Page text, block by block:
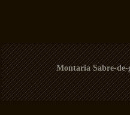
Montaria Sabre-de-